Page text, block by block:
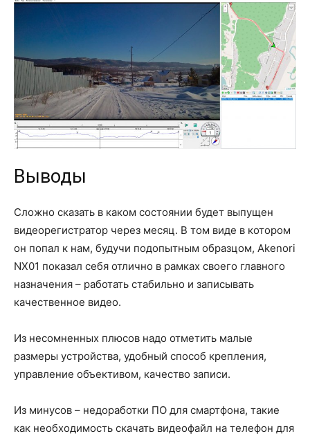
Выводы
Сложно сказать в каком состоянии будет выпущен
видеорегистратор через месяц. В том виде в котором
он попал к нам, будучи подопытным образцом, Akenori
NX01 показал себя отлично в рамках своего главного
назначения – работать стабильно и записывать
качественное видео.
Из несомненных плюсов надо отметить малые
размеры устройства, удобный способ крепления,
управление объективом, качество записи.
Из минусов – недоработки ПО для смартфона, такие
как необходимость скачать видеофайл на телефон для